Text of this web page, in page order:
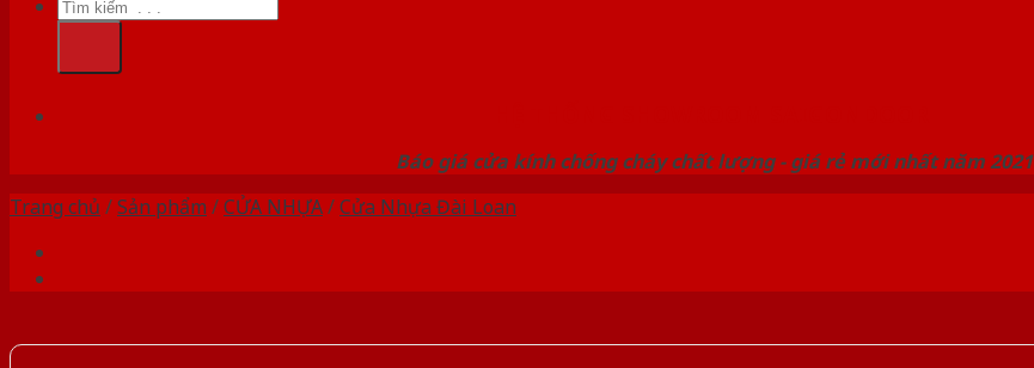
kiếm:
Báo giá cửa kính chống cháy chất lượng - giá rẻ mới nhất năm 2021
Trang chủ /Sản phẩm /CỬA NHỰA/Cửa Nhựa Đài Loan